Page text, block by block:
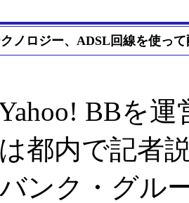
ノロジー、ADSL回線を使っ
BBを運
都内で記者
バンク・グル